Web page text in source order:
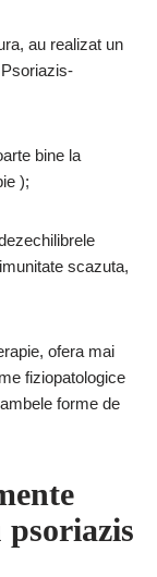
au realizat un
bine la
);
scazuta,
ofera mai
fiziopatologice
forme de